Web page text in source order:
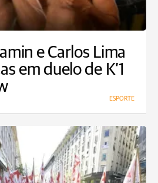
e Carlos Lima
em duelo de K’1
ESPORTE